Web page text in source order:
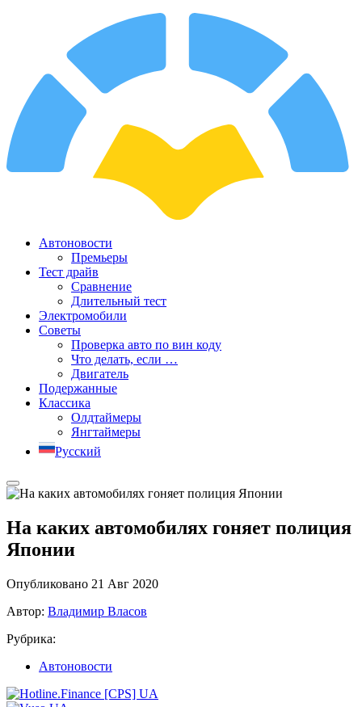
Автоновости
Премьеры
Тест драйв
Сравнение
Длительный тест
Электромобили
Советы
Проверка авто по вин коду
Что делать, если …
Двигатель
Подержанные
Классика
Олдтаймеры
Янгтаймеры
Русский
На каких автомобилях гоняет полиция
Японии
Опубликовано 21 Авг 2020
Автор: Владимир Власов
Рубрика:
Автоновости